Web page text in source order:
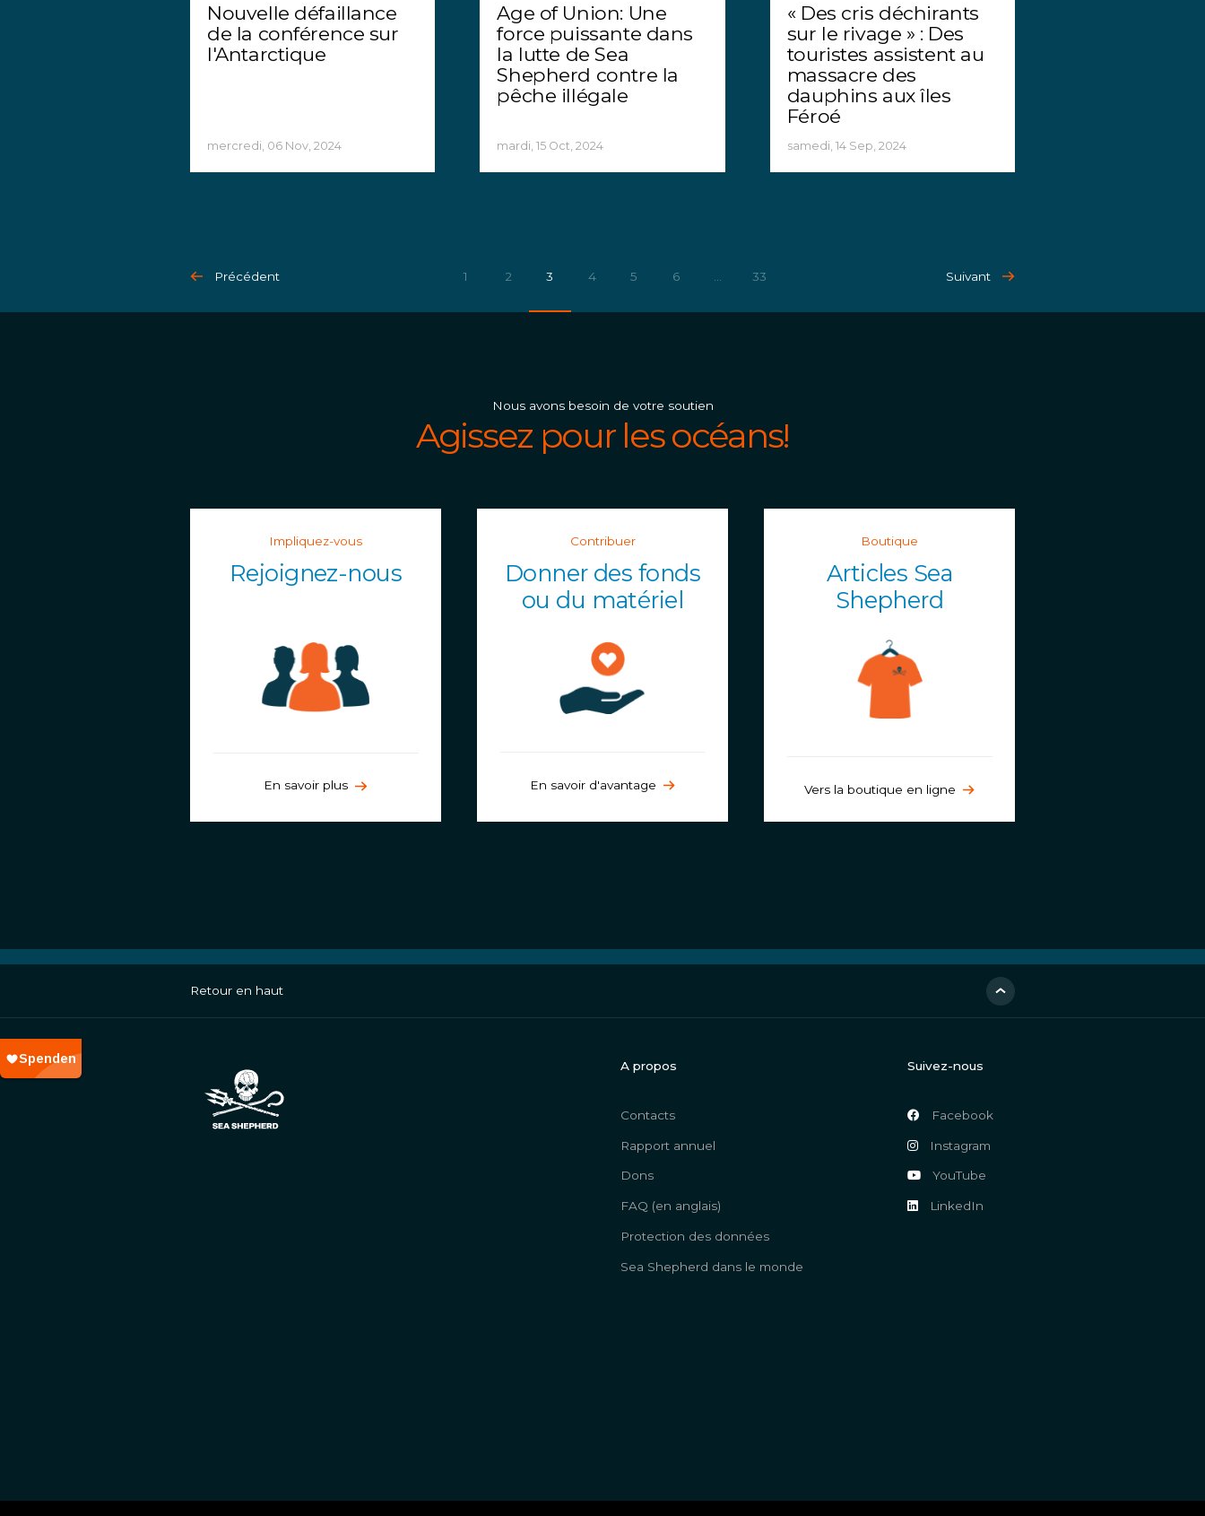
Nouvelle défaillance
de la conférence sur
l'Antarctique
mercredi, 06 Nov, 2024
Age of Union: Une
force puissante dans
la lutte de Sea
Shepherd contre la
pêche illégale
mardi, 15 Oct, 2024
« Des cris déchirants
sur le rivage » : Des
touristes assistent au
massacre des
dauphins aux îles
Féroé
samedi, 14 Sep, 2024
Précédent 1 2 3 4 5 6 33 Suivant
Nous avons besoin de votre soutien
Agissez pour les océans!
Impliquez-vous
Rejoignez-nous
En savoir plus
Contribuer
Donner des fonds
ou du matériel
En savoir d'avantage
Boutique
Articles Sea
Shepherd
Vers la boutique en ligne
Retour en haut
A propos
Contacts
Rapport annuel
Dons
FAQ (en anglais)
Protection des données
Sea Shepherd dans le monde
Suivez-nous
Facebook
Instagram
YouTube
LinkedIn